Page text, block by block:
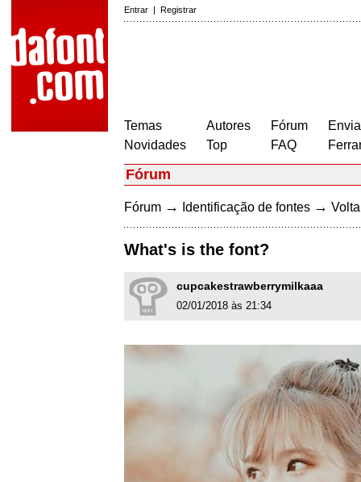
Entrar | Registrar
Temas
Novidades
Autores
Top
Fórum
FAQ
Fórum
Fórum → Identificação de fontes →
What's is the font?
cupcakestrawberrymilkaaa
02/01/2018 às 21:34